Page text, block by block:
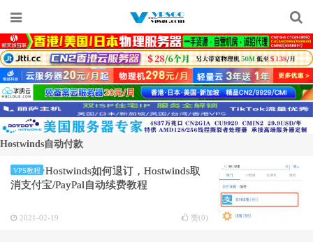
Hostwinds自动付款
VPS教程
Hostwinds如何退订，Hostwinds取
消支付宝/PayPal自动续费教程
2021-02-19 赞(0)